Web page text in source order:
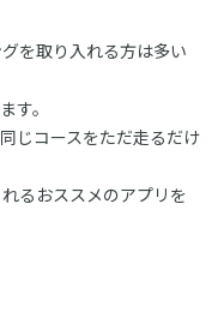
を取り入れる方は多い
す。
じコースをただ走るだけ
るおススメのアプリを